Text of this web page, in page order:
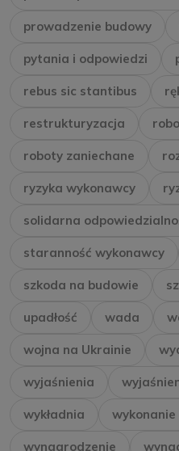
prowadzenie budowy
pytania i odpowiedzi
rebus sic stantibus
restrukturyzacja
roboty zaniechane
ryzyka wykonawcy
solidarna
staranność wykonawcy
szkoda na budowie
upadłość wada
wojna na Ukrainie
wyjaśnienia
wykładnia wykonanie
wynagrodzenie